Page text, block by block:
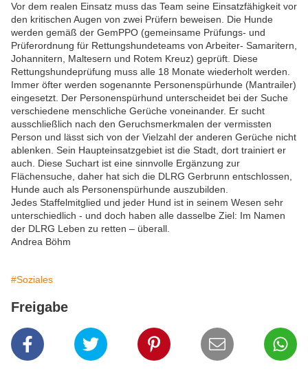
Vor dem realen Einsatz muss das Team seine Einsatzfähigkeit vor
den kritischen Augen von zwei Prüfern beweisen. Die Hunde
werden gemäß der GemPPO (gemeinsame Prüfungs- und
Prüferordnung für Rettungshundeteams von Arbeiter- Samaritern,
Johannitern, Maltesern und Rotem Kreuz) geprüft. Diese
Rettungshundeprüfung muss alle 18 Monate wiederholt werden.
Immer öfter werden sogenannte Personenspürhunde (Mantrailer)
eingesetzt. Der Personenspürhund unterscheidet bei der Suche
verschiedene menschliche Gerüche voneinander. Er sucht
ausschließlich nach den Geruchsmerkmalen der vermissten
Person und lässt sich von der Vielzahl der anderen Gerüche nicht
ablenken. Sein Haupteinsatzgebiet ist die Stadt, dort trainiert er
auch. Diese Suchart ist eine sinnvolle Ergänzung zur
Flächensuche, daher hat sich die DLRG Gerbrunn entschlossen,
Hunde auch als Personenspürhunde auszubilden.
Jedes Staffelmitglied und jeder Hund ist in seinem Wesen sehr
unterschiedlich - und doch haben alle dasselbe Ziel: Im Namen
der DLRG Leben zu retten – überall.
Andrea Böhm
#Soziales
Freigabe